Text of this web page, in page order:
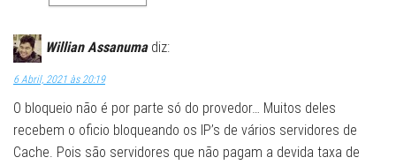
Willian Assanuma diz:
6 Abril, 2021 às 20:19
O bloqueio não é por parte só do provedor… Muitos deles
recebem o oficio bloqueando os IP’s de vários servidores de
Cache. Pois são servidores que não pagam a devida taxa de